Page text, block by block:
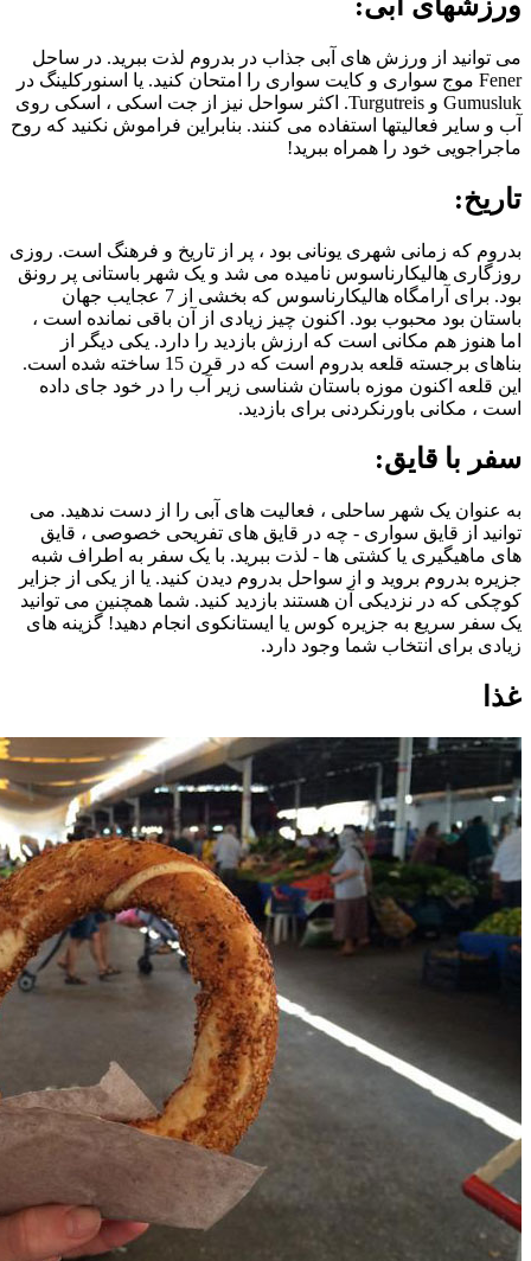
می توانید از ورزش های آبی جذاب در بدروم لذت ببرید. در ساحل
Fener موج سواری و کایت سواری را امتحان کنید. یا اسنورکلینگ در
Gumusluk و Turgutreis. اکثر سواحل نیز از جت اسکی ، اسکی روی
آب و سایر فعالیتها استفاده می کنند. بنابراین فراموش نکنید که روح
ماجراجویی خود را همراه ببرید!
تاریخ:
بدروم که زمانی شهری یونانی بود ، پر از تاریخ و فرهنگ است. روزی
روزگاری هالیکارناسوس نامیده می شد و یک شهر باستانی پر رونق
بود. برای آرامگاه هالیکارناسوس که بخشی از 7 عجایب جهان
باستان بود محبوب بود. اکنون چیز زیادی از آن باقی نمانده است ،
اما هنوز هم مکانی است که ارزش بازدید را دارد. یکی دیگر از
بناهای برجسته قلعه بدروم است که در قرن 15 ساخته شده است.
این قلعه اکنون موزه باستان شناسی زیر آب را در خود جای داده
است ، مکانی باورنکردنی برای بازدید.
سفر با قایق:
به عنوان یک شهر ساحلی ، فعالیت های آبی را از دست ندهید. می
توانید از قایق سواری - چه در قایق های تفریحی خصوصی ، قایق
های ماهیگیری یا کشتی ها - لذت ببرید. با یک سفر به اطراف شبه
جزیره بدروم بروید و از سواحل بدروم دیدن کنید. یا از یکی از جزایر
کوچکی که در نزدیکی آن هستند بازدید کنید. شما همچنین می توانید
یک سفر سریع به جزیره کوس یا ایستانکوی انجام دهید! گزینه های
زیادی برای انتخاب شما وجود دارد.
غذا